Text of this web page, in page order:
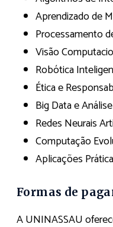
Aprendizado de
Processamento
Visão
Robótica
Ética e
Big Data e
Redes Neurais
Computação
Aplicações
Formas de
A UNINASSAU